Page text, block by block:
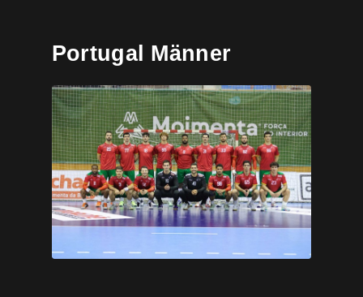
Portugal Männer